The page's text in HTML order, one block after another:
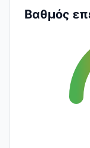
Βαθμός